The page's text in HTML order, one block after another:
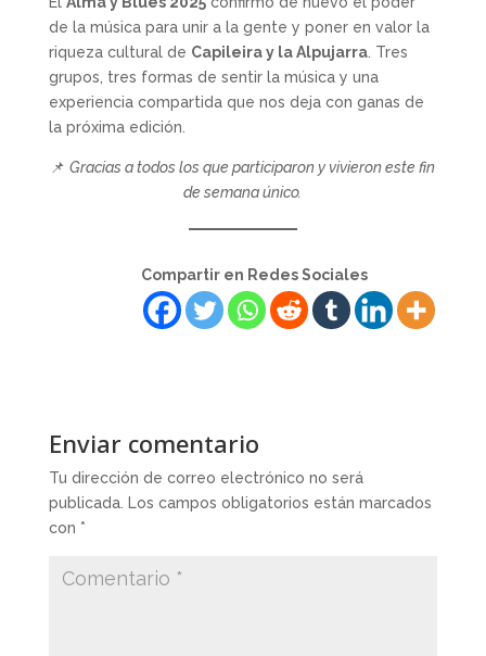
de la música para unir a la gente y poner en valor la
riqueza cultural de Capileira y la Alpujarra. Tres
grupos, tres formas de sentir la música y una
experiencia compartida que nos deja con ganas de
la próxima edición.
📌Gracias a todos los que participaron y vivieron este fin
de semana único.
Compartir en Redes Sociales
Enviar comentario
Tu dirección de correo electrónico no será
publicada. Los campos obligatorios están marcados
con *